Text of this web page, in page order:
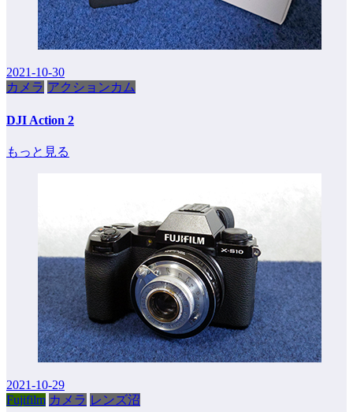
2021-10-30
カメラ アクションカム
DJI Action 2
もっと見る
2021-10-29
Fujifilm カメラ レンズ沼